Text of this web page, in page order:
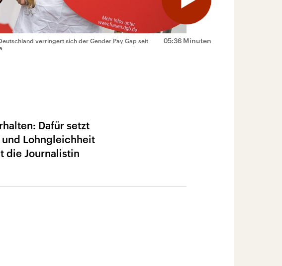
05:36 Minuten
verringert sich der Gender Pay Gap seit
Dafür setzt
und Lohngleichheit
die Journalistin